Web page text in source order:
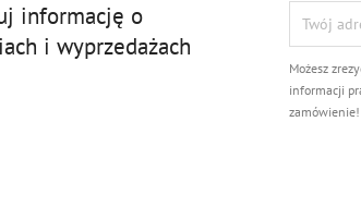
informację o
i wyprzedażach
Możesz
informacji
zamówienie!